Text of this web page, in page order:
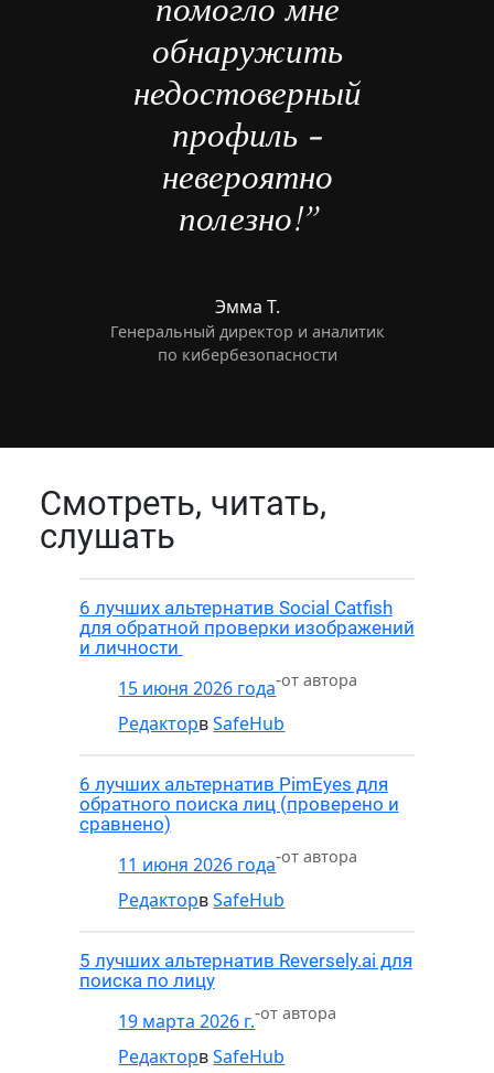
помогло мне
обнаружить
недостоверный
профиль -
невероятно
полезно!”
Эмма Т.
Генеральный директор и аналитик
по кибербезопасности
Смотреть, читать,
слушать
6 лучших альтернатив Social Catfish
для обратной проверки изображений
и личности
15 июня 2026 года-от автора
РедакторвSafeHub
6 лучших альтернатив PimEyes для
обратного поиска лиц (проверено и
сравнено)
11 июня 2026 года-от автора
РедакторвSafeHub
5 лучших альтернатив Reversely.ai для
поиска по лицу
19 марта 2026 г.-от автора
РедакторвSafeHub